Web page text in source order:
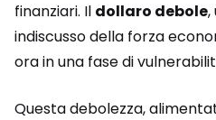
finanziari. Il dollaro debole,
indiscusso della forza
ora in una fase di
Questa debolezza,